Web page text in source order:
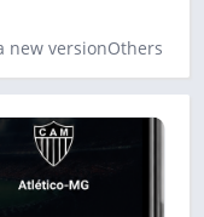
new versionOthers